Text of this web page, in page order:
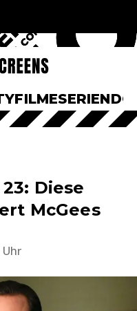
FILMESERIEN
Diese
McGees
Uhr